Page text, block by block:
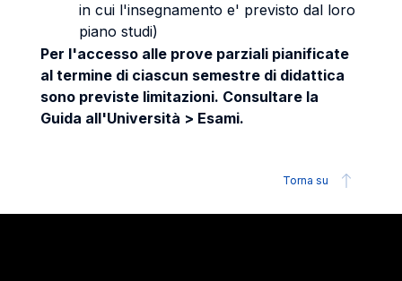
in cui l'insegnamento e' previsto dal loro
piano studi)
Per l'accesso alle prove parziali pianificate
al termine di ciascun semestre di didattica
sono previste limitazioni. Consultare la
Guida all'Università > Esami.
Torna su